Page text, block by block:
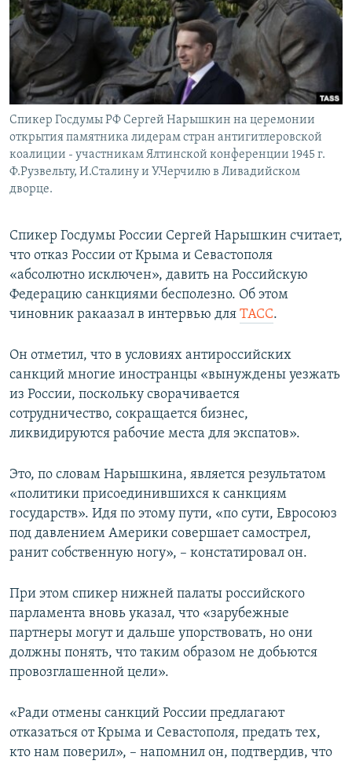
ПОБЕДИТЕЛЕЙ НЕ СУДЯТ?
КРЫМ.НЕПОКОРЕННЫЙ
ELIFBE
УКРАИНСКАЯ ПРОБЛЕМА КРЫМА
ПРИСОЕДИНЯЙТЕСЬ!
Все сайты RFE/RL
Спикер Госдумы РФ Сергей Нарышкин на церемонии
открытия памятника лидерам стран антигитлеровской
коалиции - участникам Ялтинской конференции 1945 г.
Ф.Рузвельту, И.Сталину и У.Черчилю в Ливадийском
дворце.
Спикер Госдумы России Сергей Нарышкин считает,
что отказ России от Крыма и Севастополя
«абсолютно исключен», давить на Российскую
Федерацию санкциями бесполезно. Об этом
чиновник ракаазал в интервью для ТАСС.
Он отметил, что в условиях антироссийских
санкций многие иностранцы «вынуждены уезжать
из России, поскольку сворачивается
сотрудничество, сокращается бизнес,
ликвидируются рабочие места для экспатов».
Это, по словам Нарышкина, является результатом
«политики присоединившихся к санкциям
государств». Идя по этому пути, «по сути, Евросоюз
под давлением Америки совершает самострел,
ранит собственную ногу», – констатировал он.
При этом спикер нижней палаты российского
парламента вновь указал, что «зарубежные
партнеры могут и дальше упорствовать, но они
должны понять, что таким образом не добьются
провозглашенной цели».
«Ради отмены санкций России предлагают
отказаться от Крыма и Севастополя, предать тех,
кто нам поверил», – напомнил он, подтвердив, что